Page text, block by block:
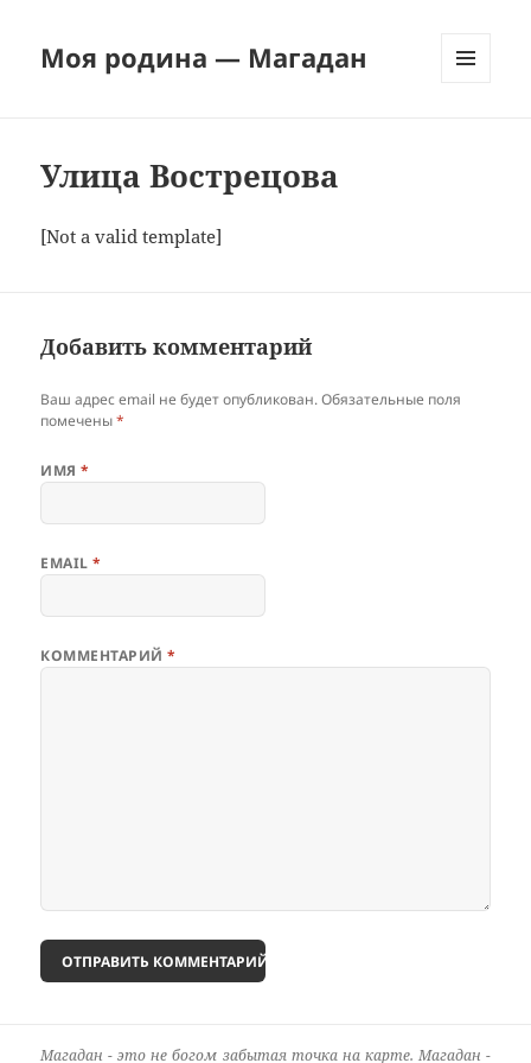
Моя родина — Магадан
Улица Вострецова
[Not a valid template]
Добавить комментарий
Ваш адрес email не будет опубликован. Обязательные поля
помечены*
ИМЯ*
EMAIL*
КОММЕНТАРИЙ*
Магадан - это не богом забытая точка на карте. Магадан -